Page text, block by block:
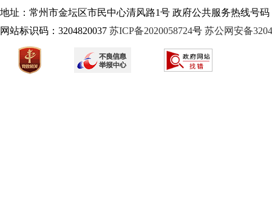
地址：常州市金坛区市民中心清风路1号 政府公共服务热线号码
网站标识码：3204820037 苏ICP备2020058724号 苏公网安备